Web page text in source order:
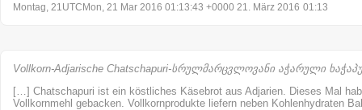
Montag, 21UTCMon, 21 Mar 2016 01:13:43 +0000 21. März 2016 01:13
Vollkorn-Adjarische Chatschapuri-სრულმარცვლოვანი აჭარული
[…] Chatschapuri ist ein köstliches Käsebrot aus Adjarien. Dieses Mal
Vollkornmehl gebacken. Vollkornprodukte liefern neben Kohlenhydraten